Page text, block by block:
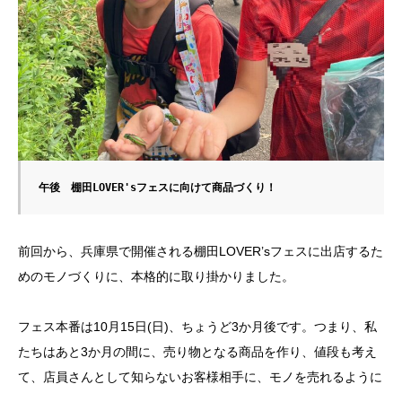
午後　棚田LOVER'sフェスに向けて商品づくり！
前回から、兵庫県で開催される棚田LOVER’sフェスに出店するた
めのモノづくりに、本格的に取り掛かりました。
フェス本番は10月15日(日)、ちょうど3か月後です。つまり、私
たちはあと3か月の間に、売り物となる商品を作り、値段も考え
て、店員さんとして知らないお客様相手に、モノを売れるように